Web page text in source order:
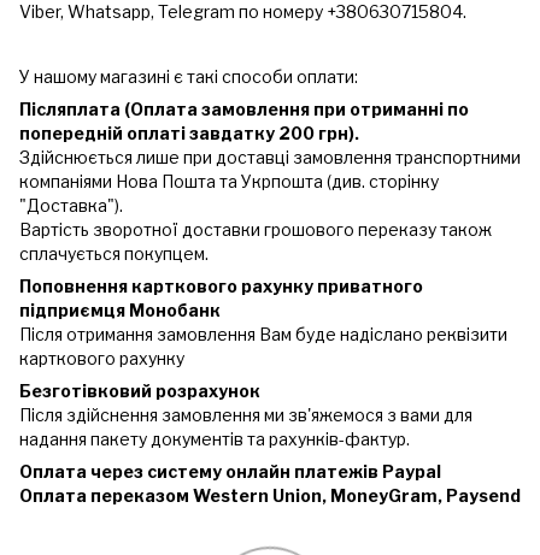
Viber, Whatsapp, Telegram по номеру +380630715804.
У нашому магазині є такі способи оплати:
Післяплата (Оплата замовлення при отриманні по
попередній оплаті завдатку 200 грн).
Здійснюється лише при доставці замовлення транспортними
компаніями Нова Пошта та Укрпошта (див. сторінку
"Доставка").
Вартість зворотної доставки грошового переказу також
сплачується покупцем.
Поповнення карткового рахунку приватного
підприємця Монобанк
Після отримання замовлення Вам буде надіслано реквізити
карткового рахунку
Безготівковий розрахунок
Після здійснення замовлення ми зв'яжемося з вами для
надання пакету документів та рахунків-фактур.
Оплата через систему онлайн платежів Paypal
Оплата переказом Western Union, MoneyGram, Paysend